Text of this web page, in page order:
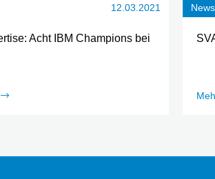
12.03.2021
Acht IBM Champions bei
News